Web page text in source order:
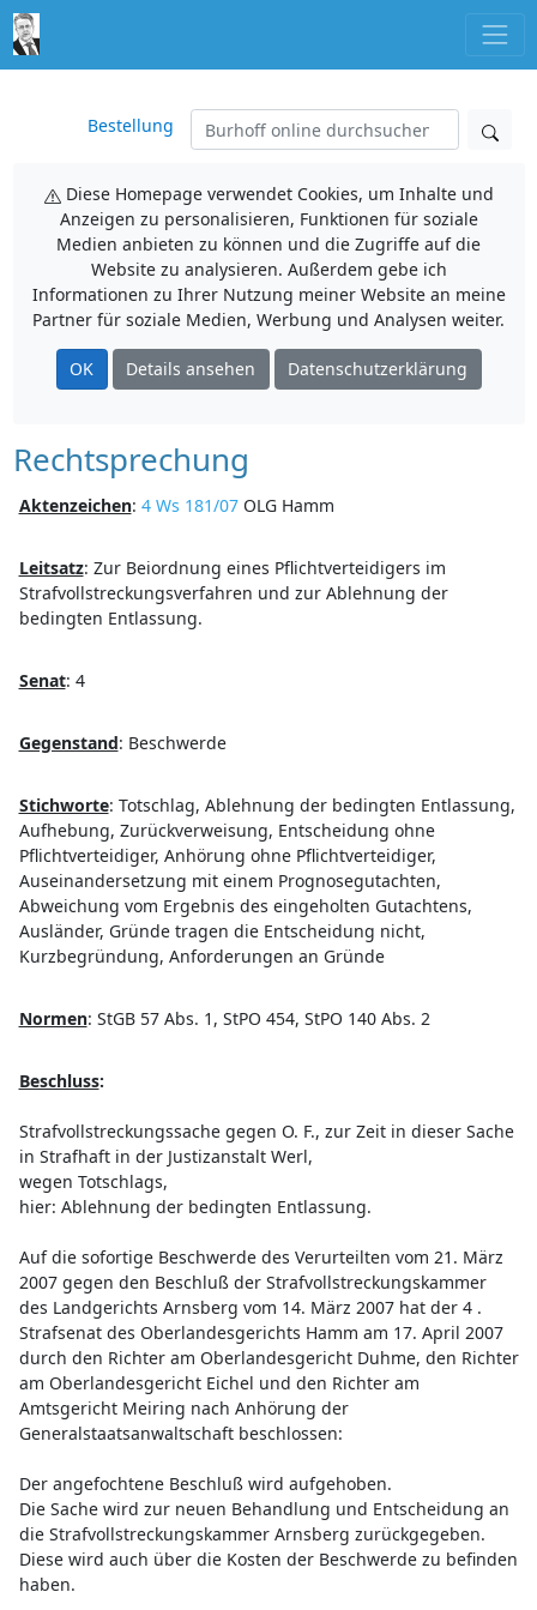
Bestellung
Diese Homepage verwendet Cookies, um Inhalte und
Anzeigen zu personalisieren, Funktionen für soziale
Medien anbieten zu können und die Zugriffe auf die
Website zu analysieren. Außerdem gebe ich
Informationen zu Ihrer Nutzung meiner Website an meine
Partner für soziale Medien, Werbung und Analysen weiter.
OK Details ansehen Datenschutzerklärung
Rechtsprechung
Aktenzeichen: 4 Ws 181/07OLG Hamm
Leitsatz: Zur Beiordnung eines Pflichtverteidigers im
Strafvollstreckungsverfahren und zur Ablehnung der
bedingten Entlassung.
Senat: 4
Gegenstand: Beschwerde
Stichworte: Totschlag, Ablehnung der bedingten Entlassung,
Aufhebung, Zurückverweisung, Entscheidung ohne
Pflichtverteidiger, Anhörung ohne Pflichtverteidiger,
Auseinandersetzung mit einem Prognosegutachten,
Abweichung vom Ergebnis des eingeholten Gutachtens,
Ausländer, Gründe tragen die Entscheidung nicht,
Kurzbegründung, Anforderungen an Gründe
Normen: StGB 57 Abs. 1, StPO 454, StPO 140 Abs. 2
Beschluss:
Strafvollstreckungssache gegen O. F., zur Zeit in dieser Sache
in Strafhaft in der Justizanstalt Werl,
wegen Totschlags,
hier: Ablehnung der bedingten Entlassung.
Auf die sofortige Beschwerde des Verurteilten vom 21. März
2007 gegen den Beschluß der Strafvollstreckungskammer
des Landgerichts Arnsberg vom 14. März 2007 hat der 4 .
Strafsenat des Oberlandesgerichts Hamm am 17. April 2007
durch den Richter am Oberlandesgericht Duhme, den Richter
am Oberlandesgericht Eichel und den Richter am
Amtsgericht Meiring nach Anhörung der
Generalstaatsanwaltschaft beschlossen:
Der angefochtene Beschluß wird aufgehoben.
Die Sache wird zur neuen Behandlung und Entscheidung an
die Strafvollstreckungskammer Arnsberg zurückgegeben.
Diese wird auch über die Kosten der Beschwerde zu befinden
haben.